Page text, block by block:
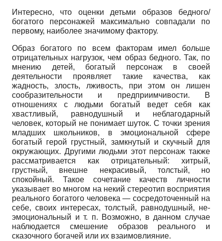
Интересно, что оценки детьми образов бедного/
богатого персонажей максимально совпадали по
первому, наиболее значимому фактору.
Образ богатого по всем факторам имел больше
отрицательных нагрузок, чем образ бедного. Так, по
мнению детей, богатый персонаж в своей
деятельности проявляет такие качества, как
жадность, злость, лживость, при этом он лишен
сообразительности и предприимчивости. В
отношениях с людьми богатый ведет себя как
хвастливый, равнодушный и неблагодарный
человек, который не понимает шуток. С точки зрения
младших школьников, в эмоциональной сфере
богатый герой грустный, замкнутый и скучный для
окружающих. Другими людьми этот персонаж также
рассматривается как отрицательный: хитрый,
грустный, внешне некрасивый, толстый, но
спокойный. Такое сочетание качеств личности
указывает во многом на некий стереотип восприятия
реального богатого человека — сосредоточенный на
себе, своих интересах, толстый, равнодушный, не­
эмоциональный и т. п. Возможно, в данном случае
наблюдается смешение образов реального и
сказочного богачей или их взаимовлияние.